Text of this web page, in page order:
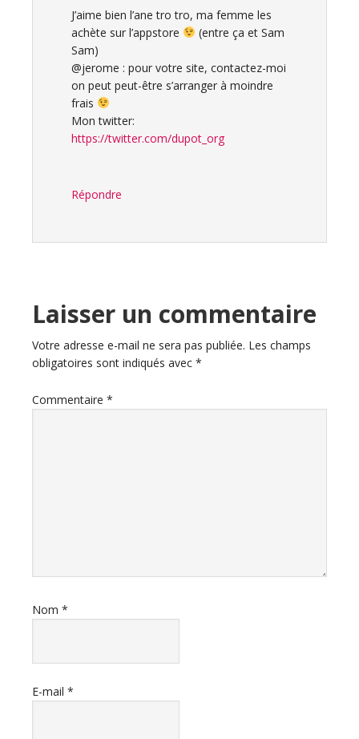
J’aime bien l’ane tro tro, ma femme les
achète sur l’appstore
(entre ça et Sam
Sam)
@jerome : pour votre site, contactez-moi
on peut peut-être s’arranger à moindre
frais
Mon twitter:
https://twitter.com/dupot_org
Répondre
Laisser un commentaire
Votre adresse e-mail ne sera pas publiée. Les champs
obligatoires sont indiqués avec *
Commentaire *
Nom *
E-mail *